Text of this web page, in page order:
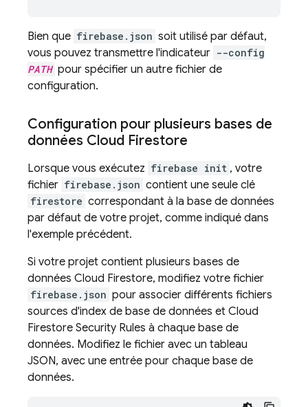
Bien que firebase.json soit utilisé par défaut,
vous pouvez transmettre l'indicateur --config
PATH pour spécifier un autre fichier de
configuration.
Configuration pour plusieurs bases de
données Cloud Firestore
Lorsque vous exécutez firebase init , votre
fichier firebase.json contient une seule clé
firestore correspondant à la base de données
par défaut de votre projet, comme indiqué dans
l'exemple précédent.
Si votre projet contient plusieurs bases de
données Cloud Firestore, modifiez votre fichier
firebase.json pour associer différents fichiers
sources d'index de base de données et Cloud
Firestore Security Rules à chaque base de
données. Modifiez le fichier avec un tableau
JSON, avec une entrée pour chaque base de
données.